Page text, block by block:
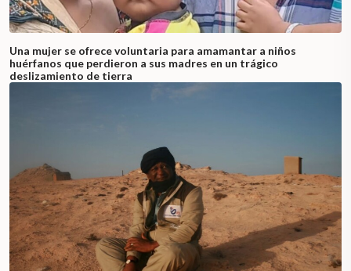
Una mujer se ofrece voluntaria para amamantar a niños
huérfanos que perdieron a sus madres en un trágico
deslizamiento de tierra